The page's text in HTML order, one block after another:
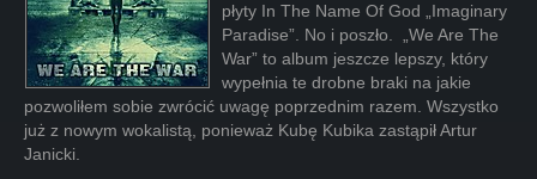
płyty In The Name Of God „Imaginary
Paradise”. No i poszło. „We Are The
War” to album jeszcze lepszy, który
wypełnia te drobne braki na jakie
pozwoliłem sobie zwrócić uwagę poprzednim razem. Wszystko
już z nowym wokalistą, ponieważ Kubę Kubika zastąpił Artur
Janicki.